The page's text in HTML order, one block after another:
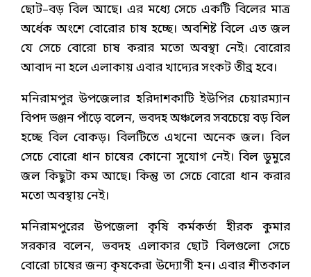
ছোট–বড় বিল আছে। এর মধ্যে সেচে একটি বিলের মাত্র
অর্ধেক অংশে বোরোর চাষ হচ্ছে। অবশিষ্ট বিলে এত জল
যে সেচে বোরো চাষ করার মতো অবস্থা নেই। বোরোর
আবাদ না হলে এলাকায় এবার খাদ্যের সংকট তীব্র হবে।
মনিরামপুর উপজেলার হরিদাশকাটি ইউপির চেয়ারম্যান
বিপদ ভঞ্জন পাঁড়ে বলেন, ভবদহ অঞ্চলের সবচেয়ে বড় বিল
হচ্ছে বিল বোকড়। বিলটিতে এখনো অনেক জল। বিল
সেচে বোরো ধান চাষের কোনো সুযোগ নেই। বিল ডুমুরে
জল কিছুটা কম আছে। কিন্তু তা সেচে বোরো ধান করার
মতো অবস্থায় নেই।
মনিরামপুরের উপজেলা কৃষি কর্মকর্তা হীরক কুমার
সরকার বলেন, ভবদহ এলাকার ছোট বিলগুলো সেচে
বোরো চাষের জন্য কৃষকেরা উদ্যোগী হন। এবার শীতকাল